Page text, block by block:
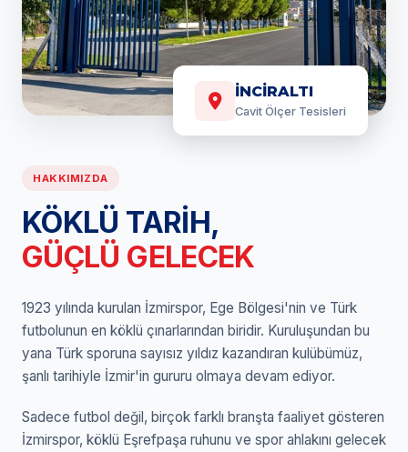
İNCİRALTI
Cavit Ölçer Tesisleri
HAKKIMIZDA
KÖKLÜ TARİH,
GÜÇLÜ GELECEK
1923 yılında kurulan İzmirspor, Ege Bölgesi'nin ve Türk
futbolunun en köklü çınarlarından biridir. Kuruluşundan bu
yana Türk sporuna sayısız yıldız kazandıran kulübümüz,
şanlı tarihiyle İzmir'in gururu olmaya devam ediyor.
Sadece futbol değil, birçok farklı branşta faaliyet gösteren
İzmirspor, köklü Eşrefpaşa ruhunu ve spor ahlakını gelecek